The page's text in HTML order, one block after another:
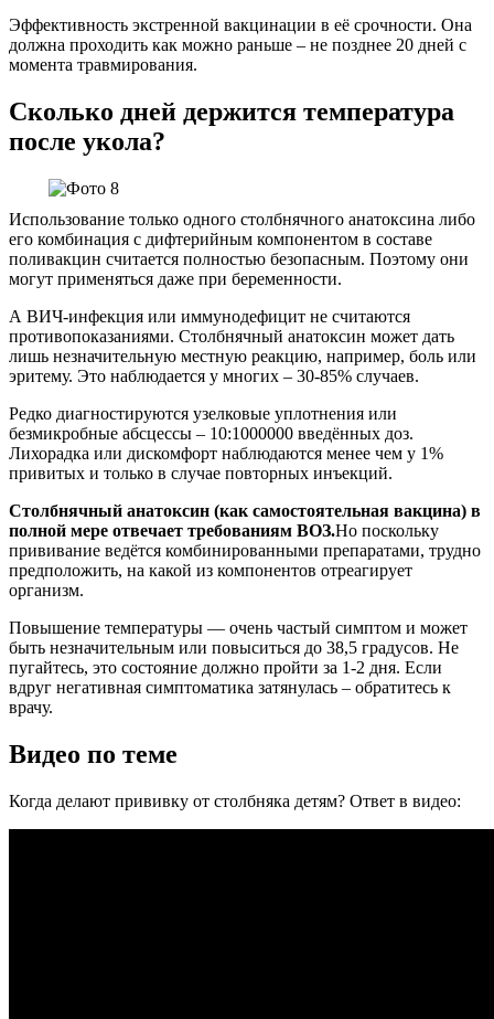
Эффективность экстренной вакцинации в её срочности. Она
должна проходить как можно раньше – не позднее 20 дней с
момента травмирования.
Сколько дней держится температура
после укола?
Использование только одного столбнячного анатоксина либо
его комбинация с дифтерийным компонентом в составе
поливакцин считается полностью безопасным. Поэтому они
могут применяться даже при беременности.
А ВИЧ-инфекция или иммунодефицит не считаются
противопоказаниями. Столбнячный анатоксин может дать
лишь незначительную местную реакцию, например, боль или
эритему. Это наблюдается у многих – 30-85% случаев.
Редко диагностируются узелковые уплотнения или
безмикробные абсцессы – 10:1000000 введённых доз.
Лихорадка или дискомфорт наблюдаются менее чем у 1%
привитых и только в случае повторных инъекций.
Столбнячный анатоксин (как самостоятельная вакцина) в
полной мере отвечает требованиям ВОЗ.Но поскольку
прививание ведётся комбинированными препаратами, трудно
предположить, на какой из компонентов отреагирует
организм.
Повышение температуры — очень частый симптом и может
быть незначительным или повыситься до 38,5 градусов. Не
пугайтесь, это состояние должно пройти за 1-2 дня. Если
вдруг негативная симптоматика затянулась – обратитесь к
врачу.
Видео по теме
Когда делают прививку от столбняка детям? Ответ в видео: